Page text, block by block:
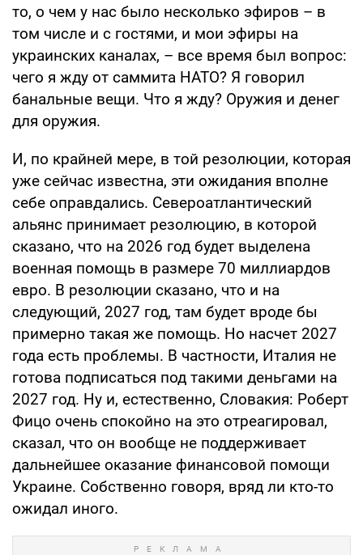
то, о чем у нас было несколько эфиров – в
том числе и с гостями, и мои эфиры на
украинских каналах, – все время был вопрос:
чего я жду от саммита НАТО? Я говорил
банальные вещи. Что я жду? Оружия и денег
для оружия.
И, по крайней мере, в той резолюции, которая
уже сейчас известна, эти ожидания вполне
себе оправдались. Североатлантический
альянс принимает резолюцию, в которой
сказано, что на 2026 год будет выделена
военная помощь в размере 70 миллиардов
евро. В резолюции сказано, что и на
следующий, 2027 год, там будет вроде бы
примерно такая же помощь. Но насчет 2027
года есть проблемы. В частности, Италия не
готова подписаться под такими деньгами на
2027 год. Ну и, естественно, Словакия: Роберт
Фицо очень спокойно на это отреагировал,
сказал, что он вообще не поддерживает
дальнейшее оказание финансовой помощи
Украине. Собственно говоря, вряд ли кто-то
ожидал иного.